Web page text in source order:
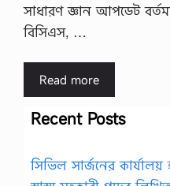
সাধারণ জ্ঞান আপডেট
বিসিএস, …
Read more
Recent Posts
সিভিল সার্জনের